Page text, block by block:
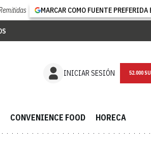
MARCAR COMO FUENTE PREFERIDA
INICIAR SESIÓN
CONVENIENCE FOOD HORECA